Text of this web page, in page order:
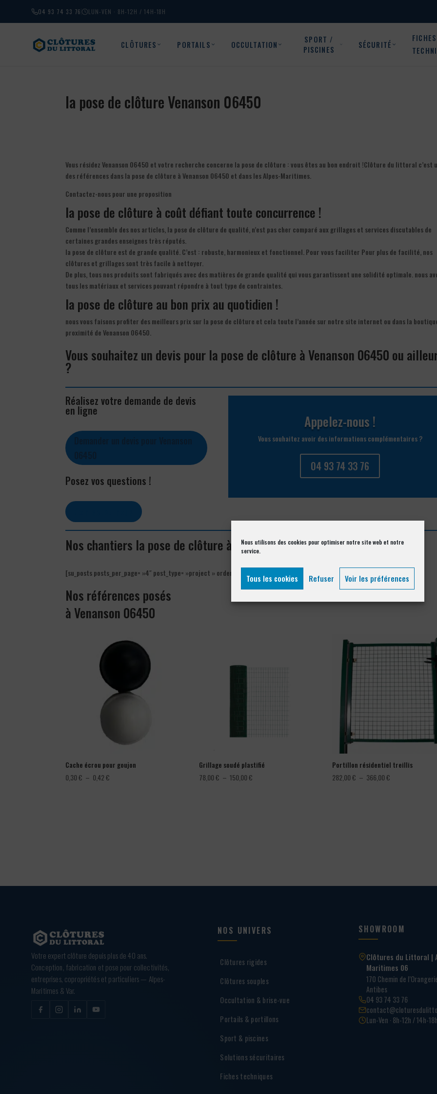
Nous utilisons des cookies pour optimiser notre site web et notre
service.
Tous les cookies Refuser Voir les préférences
04 93 74 33 76 LUN-VEN · 8H-12H / 14H-18H
CLÔTURES PORTAILS OCCULTATION
SPORT /
PISCINES
SÉCURITÉ
FICHES
la pose de clôture Venanson 06450
Vous résidez Venanson 06450 et votre recherche concerne la pose de clôture : vous êtes au bon endroit !Clôture du littoral c’est
des références dans la pose de clôture à Venanson 06450 et dans les Alpes-Maritimes.
Contactez-nous pour une proposition
la pose de clôture à coût défiant toute concurrence !
Comme l’ensemble des nos articles, la pose de clôture de qualité, n’est pas cher comparé aux grillages et services discutables de
certaines grandes enseignes très réputés.
la pose de clôture est de grande qualité. C’est : robuste, harmonieux et fonctionnel. Pour vous faciliter Pour plus de facilité, nos
clôtures et grillages sont très facile à nettoyer.
De plus, tous nos produits sont fabriqués avec des matières de grande qualité qui vous garantissent une solidité optimale. nous
tous les matériaux et services pouvant répondre à tout type de contraintes.
la pose de clôture au bon prix au quotidien !
nous vous faisons profiter des meilleurs prix sur la pose de clôture et cela toute l’année sur notre site internet ou dans la
proximité de Venanson 06450.
Vous souhaitez un devis pour la pose de clôture à Venanson 06450 ou
?
Réalisez votre demande de devis
en ligne
Posez vos questions !
Appelez-nous !
Vous souhaitez avoir des informations complémentaires ?
04 93 74 33 76
Nos chantiers la pose de clôture à Venanson 06450
[su_posts posts_per_page= »4″ post_type= »project » order= »asc » orderby= »rand »]
Nos références posés
à Venanson 06450
Cache écrou pour goujon
0,30€ – 0,42€
Grillage soudé plastifié
78,00€ – 150,00€Plage
Portillon résidentiel treillis
282,00€ – 366,00€
Votre expert clôture depuis plus de 40 ans.
Conception, fabrication et pose pour collectivités,
entreprises, copropriétés et particuliers — Alpes-
Maritimes & Var.
NOS UNIVERS
Clôtures rigides
Clôtures souples
Occultation & brise-vue
Portails & portillons
Sport & piscines
Solutions sécuritaires
Fiches techniques
SHOWROOM
Clôtures du Littoral |
Maritimes 06
170 Chemin de
Antibes
04 93 74 33 76
Lun-Ven · 8h-12h / 14h-18h